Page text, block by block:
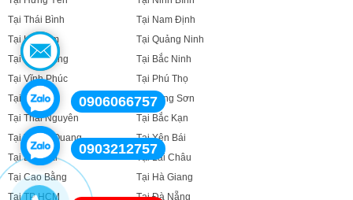
Tại Thái Bình
Tại Nam Định
Tại Hà Nam
Tại Quảng Ninh
Tại Bắc Giang
Tại Bắc Ninh
Tại Vĩnh Phúc
Tại Phú Thọ
Tại Sơn La
Tại Lạng Sơn
Tại Thái Nguyên
Tại Bắc Kạn
Tại Tuyên Quang
Tại Yên Bái
Tại Lào Cai
Tại Lai Châu
Tại Cao Bằng
Tại Hà Giang
Tại TP HCM
Tại Đà Nẵng
0903212757
0906066757